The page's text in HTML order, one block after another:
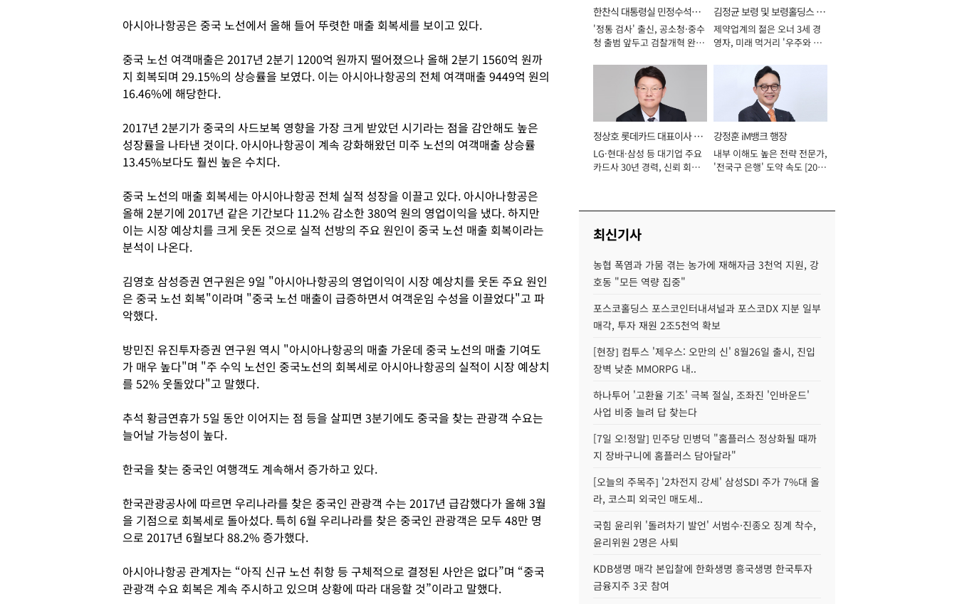
아시아나항공은 중국 노선에서 올해 들어 뚜렷한 매출 회복세를 보이고 있다.
중국 노선 여객매출은 2017년 2분기 1200억 원까지 떨어졌으나 올해 2분기 1560억 원까
지 회복되며 29.15%의 상승률을 보였다. 이는 아시아나항공의 전체 여객매출 9449억 원의
16.46%에 해당한다.
2017년 2분기가 중국의 사드보복 영향을 가장 크게 받았던 시기라는 점을 감안해도 높은
성장률을 나타낸 것이다. 아시아나항공이 계속 강화해왔던 미주 노선의 여객매출 상승률
13.45%보다도 훨씬 높은 수치다.
중국 노선의 매출 회복세는 아시아나항공 전체 실적 성장을 이끌고 있다. 아시아나항공은
올해 2분기에 2017년 같은 기간보다 11.2% 감소한 380억 원의 영업이익을 냈다. 하지만
이는 시장 예상치를 크게 웃돈 것으로 실적 선방의 주요 원인이 중국 노선 매출 회복이라는
분석이 나온다.
김영호 삼성증권 연구원은 9일 "아시아나항공의 영업이익이 시장 예상치를 웃돈 주요 원인
은 중국 노선 회복"이라며 "중국 노선 매출이 급증하면서 여객운임 수성을 이끌었다"고 파
악했다.
방민진 유진투자증권 연구원 역시 "아시아나항공의 매출 가운데 중국 노선의 매출 기여도
가 매우 높다"며 "주 수익 노선인 중국노선의 회복세로 아시아나항공의 실적이 시장 예상치
를 52% 웃돌았다"고 말했다.
추석 황금연휴가 5일 동안 이어지는 점 등을 살피면 3분기에도 중국을 찾는 관광객 수요는
늘어날 가능성이 높다.
한국을 찾는 중국인 여행객도 계속해서 증가하고 있다.
한국관광공사에 따르면 우리나라를 찾은 중국인 관광객 수는 2017년 급감했다가 올해 3월
을 기점으로 회복세로 돌아섰다. 특히 6월 우리나라를 찾은 중국인 관광객은 모두 48만 명
으로 2017년 6월보다 88.2% 증가했다.
아시아나항공 관계자는 “아직 신규 노선 취항 등 구체적으로 결정된 사안은 없다”며 “중국
관광객 수요 회복은 계속 주시하고 있으며 상황에 따라 대응할 것”이라고 말했다.
한찬식 대통령실 민정수석비
서관
'정통 검사' 출신, 공소청·중수
청 출범 앞두고 검찰개혁 완수
김정균 보령 및 보령홀딩스 대
표이사 사장
제약업계의 젊은 오너 3세 경
영자, 미래 먹거리 '우주와 헬
정상호 롯데카드 대표이사 사
장
LG·현대·삼성 등 대기업 주요
카드사 30년 경력, 신뢰 회복
강정훈 iM뱅크 행장
내부 이해도 높은 전략 전문가,
'전국구 은행' 도약 속도 [2026
최신기사
농협 폭염과 가뭄 겪는 농가에 재해자금 3천억 지원, 강
호동 "모든 역량 집중"
포스코홀딩스 포스코인터내셔널과 포스코DX 지분 일부
매각, 투자 재원 2조5천억 확보
[현장] 컴투스 '제우스: 오만의 신' 8월26일 출시, 진입
장벽 낮춘 MMORPG 내..
하나투어 '고환율 기조' 극복 절실, 조좌진 '인바운드'
사업 비중 늘려 답 찾는다
[7일 오!정말] 민주당 민병덕 "홈플러스 정상화될 때까
지 장바구니에 홈플러스 담아달라"
[오늘의 주목주] '2차전지 강세' 삼성SDI 주가 7%대 올
라, 코스피 외국인 매도세..
국힘 윤리위 '돌려차기 발언' 서범수·진종오 징계 착수,
윤리위원 2명은 사퇴
KDB생명 매각 본입찰에 한화생명 흥국생명 한국투자
금융지주 3곳 참여